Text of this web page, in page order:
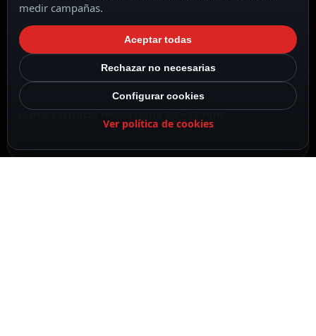
Compresión H.265+ / H.265 / H.264+ / H.264
Lente varifocal motorizada 2.8~12 mm
medir campañas.
Aceptar todas
Rechazar no necesarias
Configurar cookies
Ver política de cookies